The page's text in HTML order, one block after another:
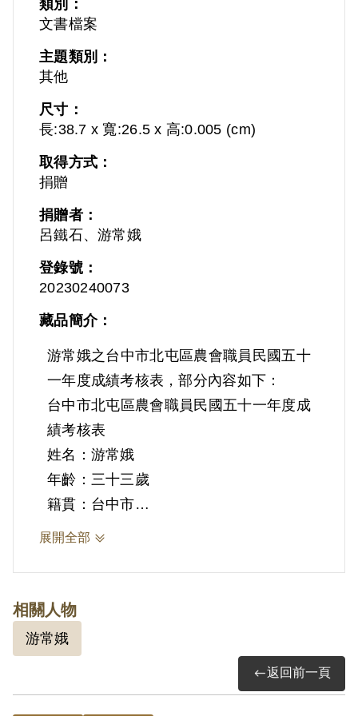
類別：
文書檔案
主題類別：
其他
尺寸：
長:38.7 x 寬:26.5 x 高:0.005 (cm)
取得方式：
捐贈
捐贈者：
呂鐵石、游常娥
登錄號：
20230240073
藏品簡介：
游常娥之台中市北屯區農會職員民國五十
一年度成績考核表，部分內容如下：
台中市北屯區農會職員民國五十一年度成
績考核表
姓名：游常娥
年齡：三十三歲
籍貫：台中市
所屬部分：推廣股
呈辦事項：家政指導、組訓
到職年月：民國五〇年二月
原支薪額：一六〇元
直屬主管意見：敦厚謙和擬晉壹級
成績考核委員會初核總分數：七九分
展開全部
相關人物
游常娥
返回前一頁